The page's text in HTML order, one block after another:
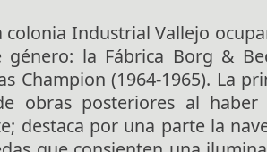
colonia Industrial Vallejo
la Fábrica Borg &
Champion (1964-1965). La
obras posteriores al
destaca por una parte la